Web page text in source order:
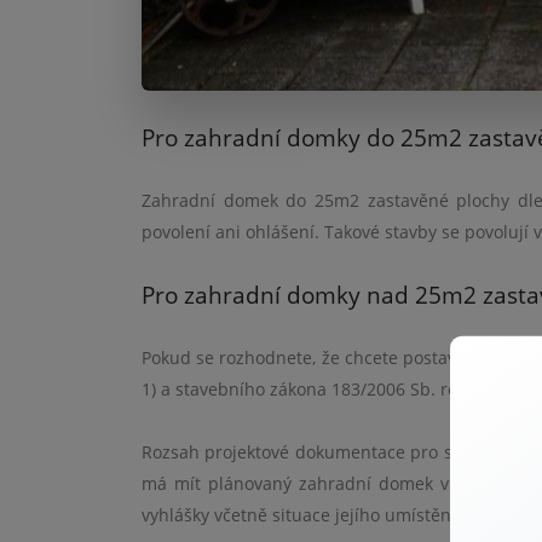
Pro zahradní domky do 25m2
Zahradní domek do 25m2 zastavěné plochy
povolení ani ohlášení. Takové stavby se povolují
Pro zahradní domky nad 25m2
Pokud se rozhodnete, že chcete postavit
1) a stavebního zákona 183/2006 Sb. rozhodnutí
Rozsah projektové dokumentace pro stavební
má mít plánovaný zahradní domek více než 25
vyhlášky včetně situace jejího umístění. To je již